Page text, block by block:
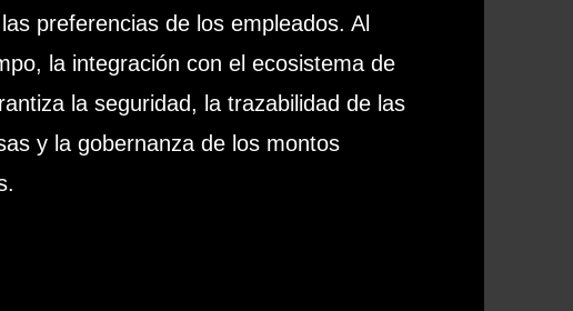
preferencias de los empleados. Al
la integración con el ecosistema de
la seguridad, la trazabilidad de las
y la gobernanza de los montos